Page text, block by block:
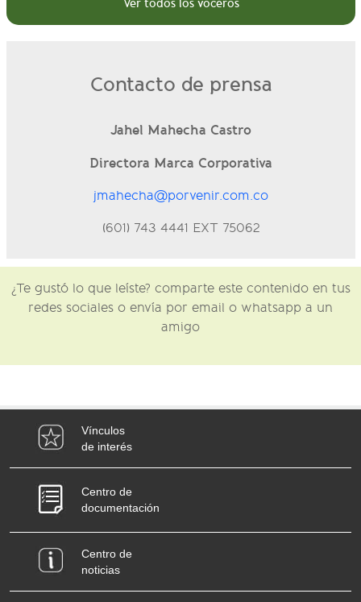
Ver todos los voceros
Contacto de prensa
Jahel Mahecha Castro
Directora Marca Corporativa
jmahecha@porvenir.com.co
(601) 743 4441 EXT 75062
¿Te gustó lo que leíste? comparte este contenido en tus
redes sociales o envía por email o whatsapp a un
amigo
Vínculos
de interés
Centro de
documentación
Centro de
noticias